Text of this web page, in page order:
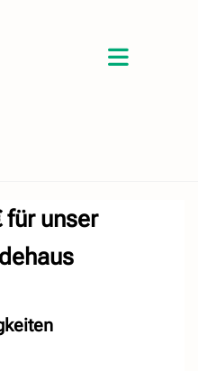
für unser